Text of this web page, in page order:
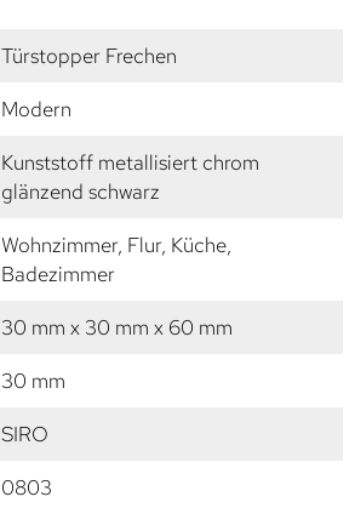
Türstopper Frechen
Modern
Kunststoff metallisiert chrom
glänzend schwarz
Wohnzimmer, Flur, Küche,
Badezimmer
30 mm x 30 mm x 60 mm
30 mm
SIRO
0803